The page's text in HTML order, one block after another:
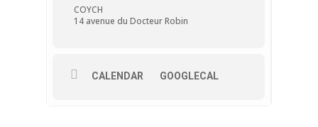
COYCH
14 avenue du Docteur Robin
CALENDAR GOOGLECAL